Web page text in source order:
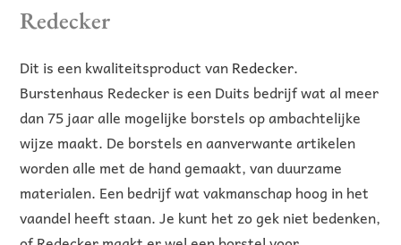
Redecker
Dit is een kwaliteitsproduct vanRedecker.
Burstenhaus Redecker is een Duits bedrijf wat al meer
dan 75 jaar alle mogelijke borstels op ambachtelijke
wijze maakt. De borstels en aanverwante artikelen
worden alle met de hand gemaakt, van duurzame
materialen. Een bedrijf wat vakmanschap hoog in het
vaandel heeft staan. Je kunt het zo gek niet bedenken,